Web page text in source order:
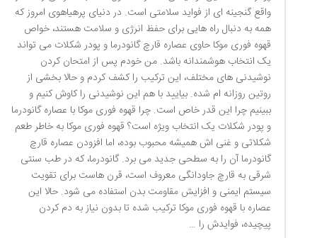
واقع گنجینه ای از فواید سلامتی است. در دنیای پرهیاهوی امروز که
همه به دنبال راه هایی برای حفظ انرژی و سلامت هستند، خواص
قهوه فوری موکا حاوی عصاره قارچ گانودرما و پودر شکلات می تواند
یک انتخاب هوشمندانه باشد. من خودم پس از امتحان کردن
نوشیدنی های مختلف، این ترکیب را کشف کردم و حالا بخشی از
روتین روزانه ام شده. بیایید با هم این نوشیدنی را کاوش کنیم و
ببینیم چرا این قدر خاص است. چرا قهوه فوری موکا با عصاره گانودرما
و پودر شکلات یک انتخاب ویژه است؟ قهوه فوری موکا به خاطر طعم
شکلاتی و غنی اش همیشه محبوب بوده، اما افزودن عصاره قارچ
گانودرما آن را به سطحی جدید می برد. گانودرما، که در طب سنتی
شرقی به قارچ جاودانگی معروف است، قرن هاست برای تقویت
سیستم ایمنی و افزایش مقاومت بدن استفاده می شود. حالا این
عصاره با قهوه فوری موکا ترکیب شده تا بدون نیاز به دم کردن
پیچیده، فوایدش را …